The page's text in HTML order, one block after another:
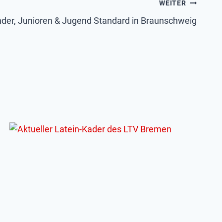
WEITER
Junioren & Jugend Standard in Braunschweig